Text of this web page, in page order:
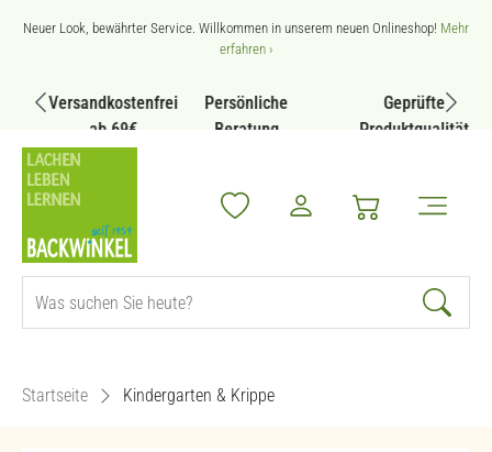
Zum Hauptinhalt springen
Neuer Look, bewährter Service. Willkommen in unserem neuen Onlineshop! Mehr
erfahren ›
Versandkostenfrei
ab 69€
Persönliche
Beratung
Geprüfte
Produktqualität
Startseite Kindergarten & Krippe